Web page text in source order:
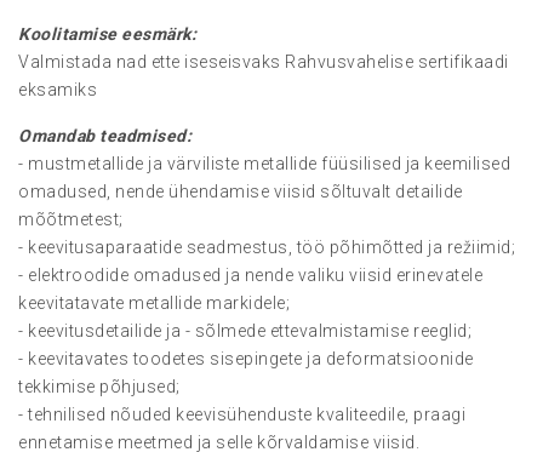
Koolitamise eesmärk:
Valmistada nad ette iseseisvaks Rahvusvahelise sertifikaadi
eksamiks
Omandab teadmised:
- mustmetallide ja värviliste metallide füüsilised ja keemilised
omadused, nende ühendamise viisid sõltuvalt detailide
mõõtmetest;
- keevitusaparaatide seadmestus, töö põhimõtted ja režiimid;
- elektroodide omadused ja nende valiku viisid erinevatele
keevitatavate metallide markidele;
- keevitusdetailide ja - sõlmede ettevalmistamise reeglid;
- keevitavates toodetes sisepingete ja deformatsioonide
tekkimise põhjused;
- tehnilised nõuded keevisühenduste kvaliteedile, praagi
ennetamise meetmed ja selle kõrvaldamise viisid.